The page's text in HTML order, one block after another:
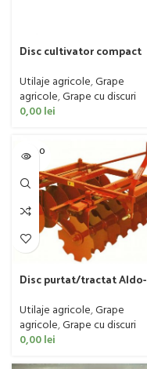
Disc cultivator compact
tractat
Utilaje agricole,Grape
agricole,Grape cu discuri
0,00lei
SOLD O
UT
Disc purtat/tractat Aldo-
Utilaje agricole,Grape
agricole,Grape cu discuri
0,00lei